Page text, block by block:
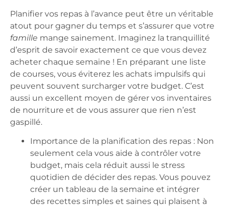
Planifier vos repas à l’avance peut être un véritable
atout pour gagner du temps et s’assurer que votre
famille mange sainement. Imaginez la tranquillité
d’esprit de savoir exactement ce que vous devez
acheter chaque semaine ! En préparant une liste
de courses, vous éviterez les achats impulsifs qui
peuvent souvent surcharger votre budget. C’est
aussi un excellent moyen de gérer vos inventaires
de nourriture et de vous assurer que rien n’est
gaspillé.
Importance de la planification des repas : Non
seulement cela vous aide à contrôler votre
budget, mais cela réduit aussi le stress
quotidien de décider des repas. Vous pouvez
créer un tableau de la semaine et intégrer
des recettes simples et saines qui plaisent à